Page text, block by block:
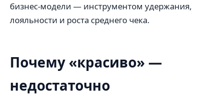
бизнес-модели — инструментом удержания,
лояльности и роста среднего чека.
Почему «красиво» —
недостаточно